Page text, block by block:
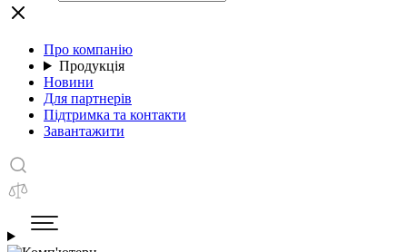
Про компанію
Продукція
Новини
Для партнерів
Підтримка та контакти
Завантажити